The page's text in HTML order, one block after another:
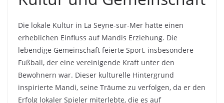
Die lokale Kultur in La Seyne-sur-Mer hatte einen
erheblichen Einfluss auf Mandis Erziehung. Die
lebendige Gemeinschaft feierte Sport, insbesondere
Fußball, der eine vereinigende Kraft unter den
Bewohnern war. Dieser kulturelle Hintergrund
inspirierte Mandi, seine Träume zu verfolgen, da er den
Erfolg lokaler Spieler miterlebte, die es auf